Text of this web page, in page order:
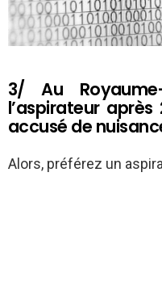
3/ Au
l’aspirateur
accusé de
Alors, préférez un